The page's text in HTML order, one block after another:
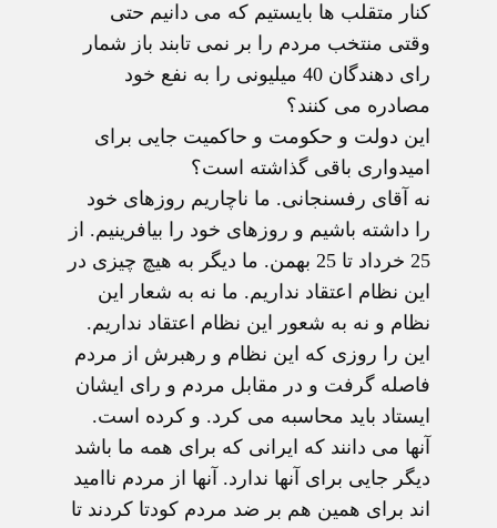
کنار متقلب ها بایستیم که می دانیم حتی
وقتی منتخب مردم را بر نمی تابند باز شمار
رای دهندگان 40 میلیونی را به نفع خود
مصادره می کنند؟
این دولت و حکومت و حاکمیت جایی برای
امیدواری باقی گذاشته است؟
نه آقای رفسنجانی. ما ناچاریم روزهای خود
را داشته باشیم و روزهای خود را بیافرینیم. از
25 خرداد تا 25 بهمن. ما دیگر به هیچ چیزی در
این نظام اعتقاد نداریم. ما نه به شعار این
نظام و نه به شعور این نظام اعتقاد نداریم.
این را روزی که این نظام و رهبرش از مردم
فاصله گرفت و در مقابل مردم و رای ایشان
ایستاد باید محاسبه می کرد. و کرده است.
آنها می دانند که ایرانی که برای همه ما باشد
دیگر جایی برای آنها ندارد. آنها از مردم ناامید
اند برای همین هم بر ضد مردم کودتا کردند تا